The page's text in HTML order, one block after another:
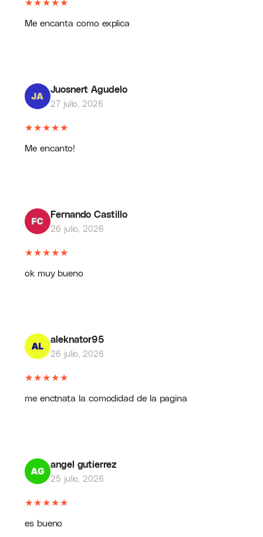
Me encanta como explica
Juosnert Agudelo
27 julio, 2026
★★★★★
Me encanto!
Fernando Castillo
26 julio, 2026
★★★★★
ok muy bueno
aleknator95
26 julio, 2026
★★★★★
me enctnata la comodidad de la pagina
angel gutierrez
25 julio, 2026
★★★★★
es bueno